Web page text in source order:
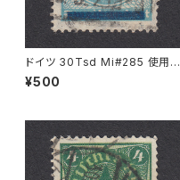
ドイツ 30Tsd Mi#285 使用済
み切手｜ESSLINGEN (Necka
r) 19.9.1923
¥500